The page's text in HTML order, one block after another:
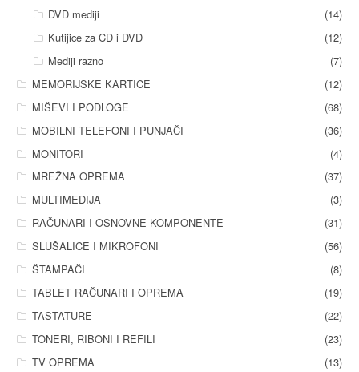
DVD mediji
(14)
Kutijice za CD i DVD
(12)
Mediji razno
(7)
MEMORIJSKE KARTICE
(12)
MIŠEVI I PODLOGE
(68)
MOBILNI TELEFONI I PUNJAČI
(36)
MONITORI
(4)
MREŽNA OPREMA
(37)
MULTIMEDIJA
(3)
RAČUNARI I OSNOVNE KOMPONENTE
(31)
SLUŠALICE I MIKROFONI
(56)
ŠTAMPAČI
(8)
TABLET RAČUNARI I OPREMA
(19)
TASTATURE
(22)
TONERI, RIBONI I REFILI
(23)
TV OPREMA
(13)